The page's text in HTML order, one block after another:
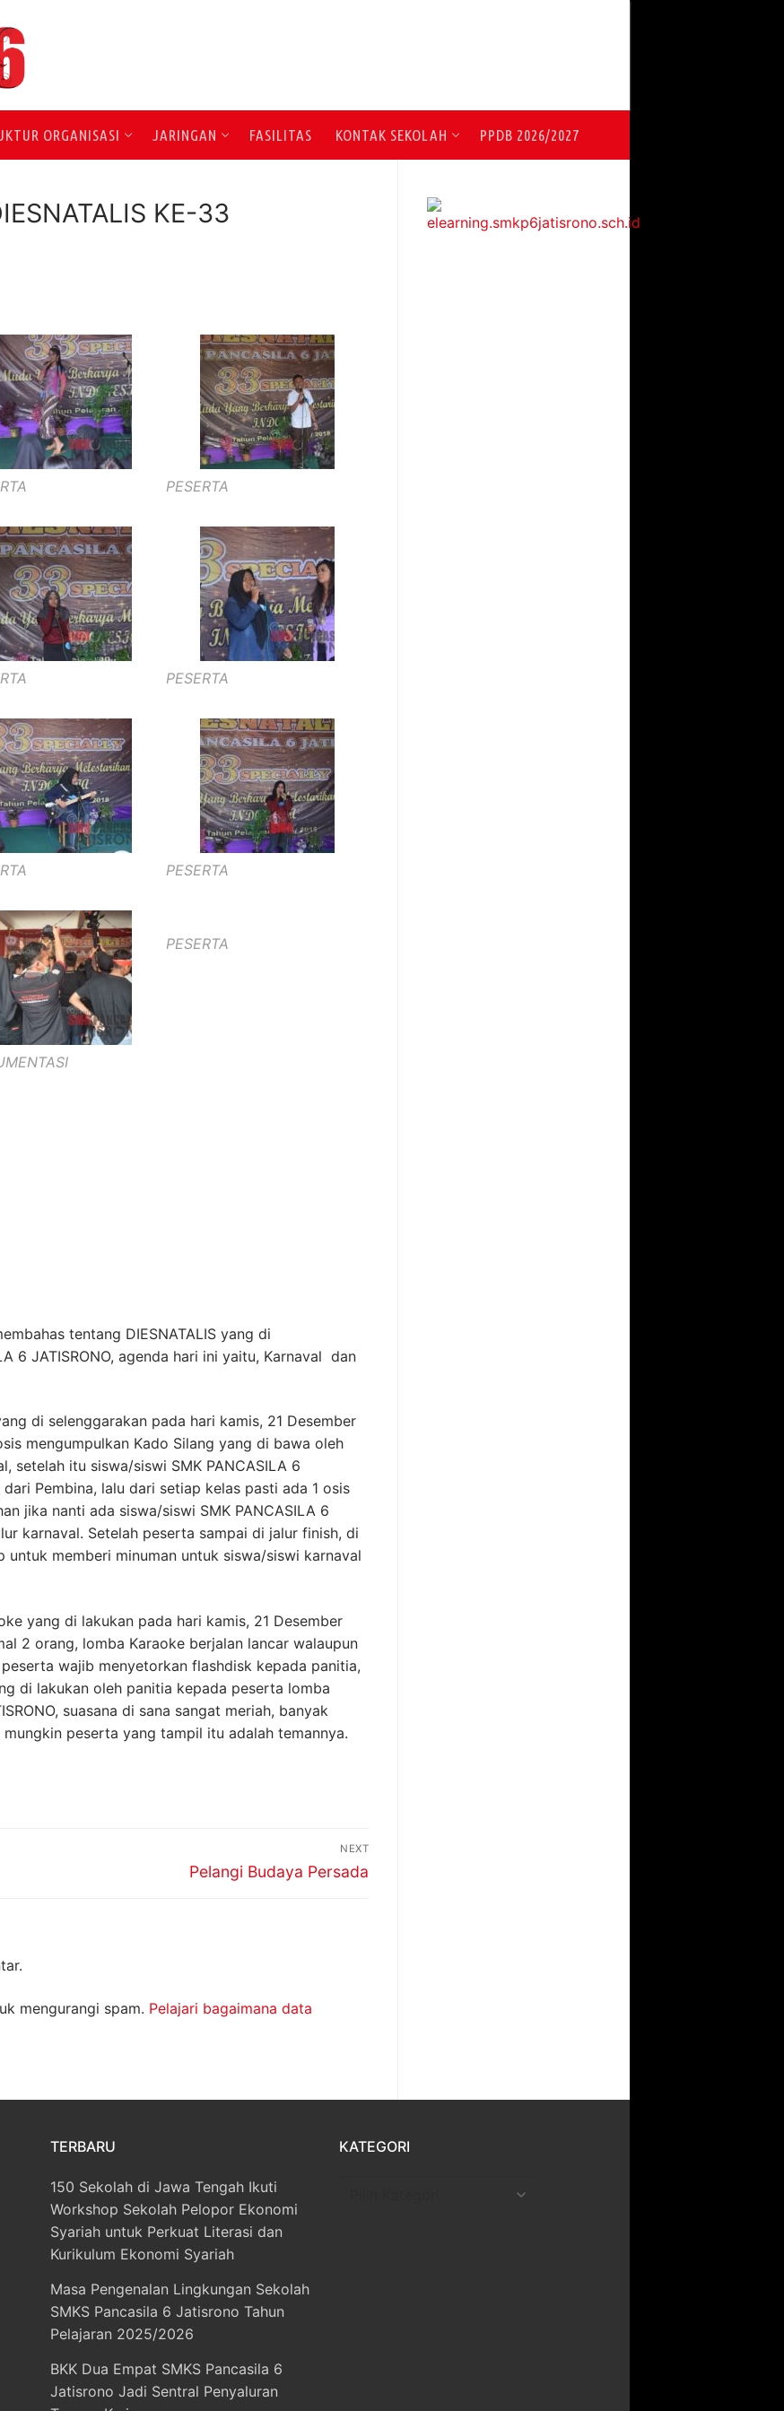
ORGANISASI JARINGAN FASILITAS KONTAK SEKOLAH PPDB 2026/2027
KE-33
PESERTA
PESERTA
PESERTA
PESERTA
tentang DIESNATALIS yang di
6 JATISRONO, agenda hari ini yaitu, Karnaval dan
di selenggarakan pada hari kamis, 21 Desember
mengumpulkan Kado Silang yang di bawa oleh
setelah itu siswa/siswi SMK PANCASILA 6
Pembina, lalu dari setiap kelas pasti ada 1 osis
jika nanti ada siswa/siswi SMK PANCASILA 6
karnaval. Setelah peserta sampai di jalur finish, di
untuk memberi minuman untuk siswa/siswi karnaval
yang di lakukan pada hari kamis, 21 Desember
2 orang, lomba Karaoke berjalan lancar walaupun
wajib menyetorkan flashdisk kepada panitia,
di lakukan oleh panitia kepada peserta lomba
suasana di sana sangat meriah, banyak
peserta yang tampil itu adalah temannya.
NEXT
Next
Pelangi Budaya Persada
mengurangi spam. Pelajari bagaimana data
TERBARU
150 Sekolah di Jawa Tengah Ikuti
Workshop Sekolah Pelopor Ekonomi
Syariah untuk Perkuat Literasi dan
Kurikulum Ekonomi Syariah
Masa Pengenalan Lingkungan Sekolah
SMKS Pancasila 6 Jatisrono Tahun
Pelajaran 2025/2026
BKK Dua Empat SMKS Pancasila 6
Jatisrono Jadi Sentral Penyaluran
KATEGORI